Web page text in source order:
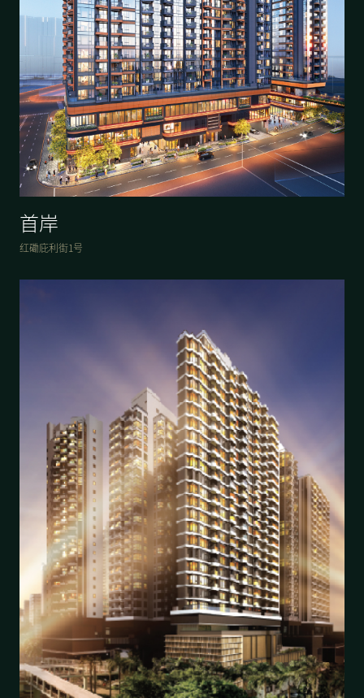
首岸
红磡庇利街1号